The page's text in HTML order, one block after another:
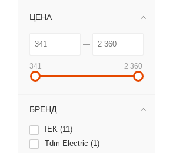
ЦЕНА
341 2 360
БРЕНД
IEK (11)
Tdm Electric (1)